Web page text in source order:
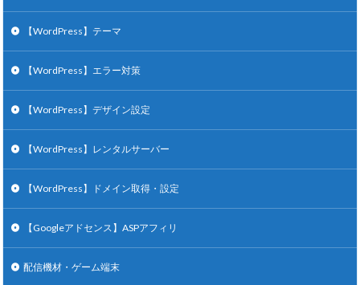
【WordPress】テーマ
【WordPress】エラー対策
【WordPress】デザイン設定
【WordPress】レンタルサーバー
【WordPress】ドメイン取得・設定
【Googleアドセンス】ASPアフィリ
配信機材・ゲーム端末